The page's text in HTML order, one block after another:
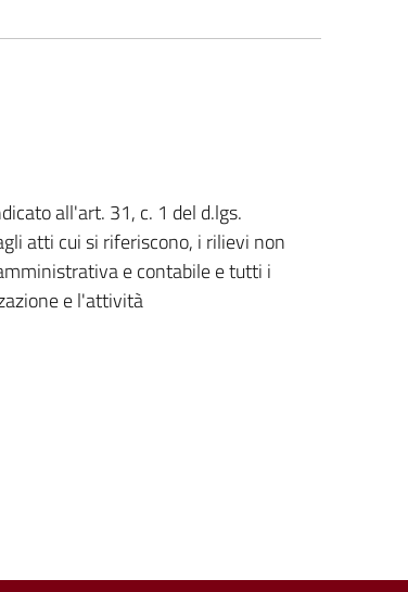
all'art. 31, c. 1 del d.lgs.
atti cui si riferiscono, i rilievi non
e contabile e tutti i
e l'attività